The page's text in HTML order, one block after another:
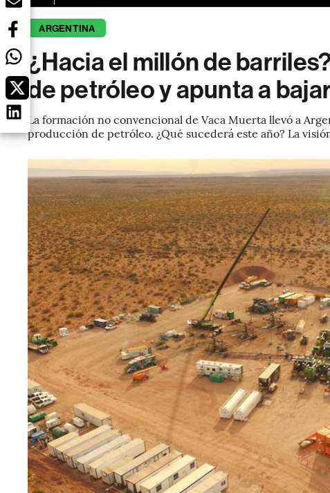
ARGENTINA
¿Hacia el millón de
de petróleo y apunta a
La formación no convencional de Vaca Muerta llevó a
producción de petróleo. ¿Qué sucederá este año? La